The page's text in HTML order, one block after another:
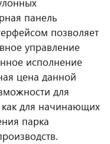
панель
позволяет
управление
исполнение
цена данной
для
как для начинающих
парка